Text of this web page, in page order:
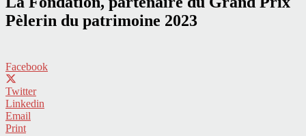
Pèlerin du patrimoine 2023
Facebook
Twitter
Linkedin
Email
Print